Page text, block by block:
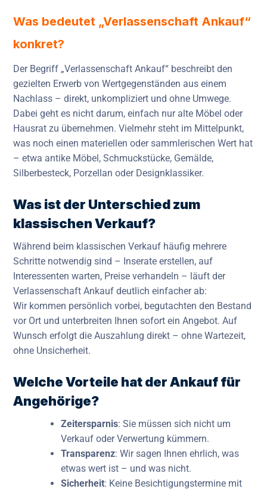
Was bedeutet „Verlassenschaft Ankauf“
konkret?
Der Begriff „Verlassenschaft Ankauf“ beschreibt den
gezielten Erwerb von Wertgegenständen aus einem
Nachlass – direkt, unkompliziert und ohne Umwege.
Dabei geht es nicht darum, einfach nur alte Möbel oder
Hausrat zu übernehmen. Vielmehr steht im Mittelpunkt,
was noch einen materiellen oder sammlerischen Wert hat
– etwa antike Möbel, Schmuckstücke, Gemälde,
Silberbesteck, Porzellan oder Designklassiker.
Was ist der Unterschied zum
klassischen Verkauf?
Während beim klassischen Verkauf häufig mehrere
Schritte notwendig sind – Inserate erstellen, auf
Interessenten warten, Preise verhandeln – läuft der
Verlassenschaft Ankauf deutlich einfacher ab:
Wir kommen persönlich vorbei, begutachten den Bestand
vor Ort und unterbreiten Ihnen sofort ein Angebot. Auf
Wunsch erfolgt die Auszahlung direkt – ohne Wartezeit,
ohne Unsicherheit.
Welche Vorteile hat der Ankauf für
Angehörige?
Zeitersparnis: Sie müssen sich nicht um
Verkauf oder Verwertung kümmern.
Transparenz: Wir sagen Ihnen ehrlich, was
etwas wert ist – und was nicht.
Sicherheit: Keine Besichtigungstermine mit